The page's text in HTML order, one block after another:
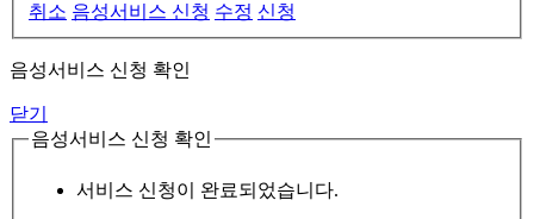
취소 음성서비스 신청 수정 신청
음성서비스 신청 확인
닫기
음성서비스 신청 확인
서비스 신청이 완료되었습니다.